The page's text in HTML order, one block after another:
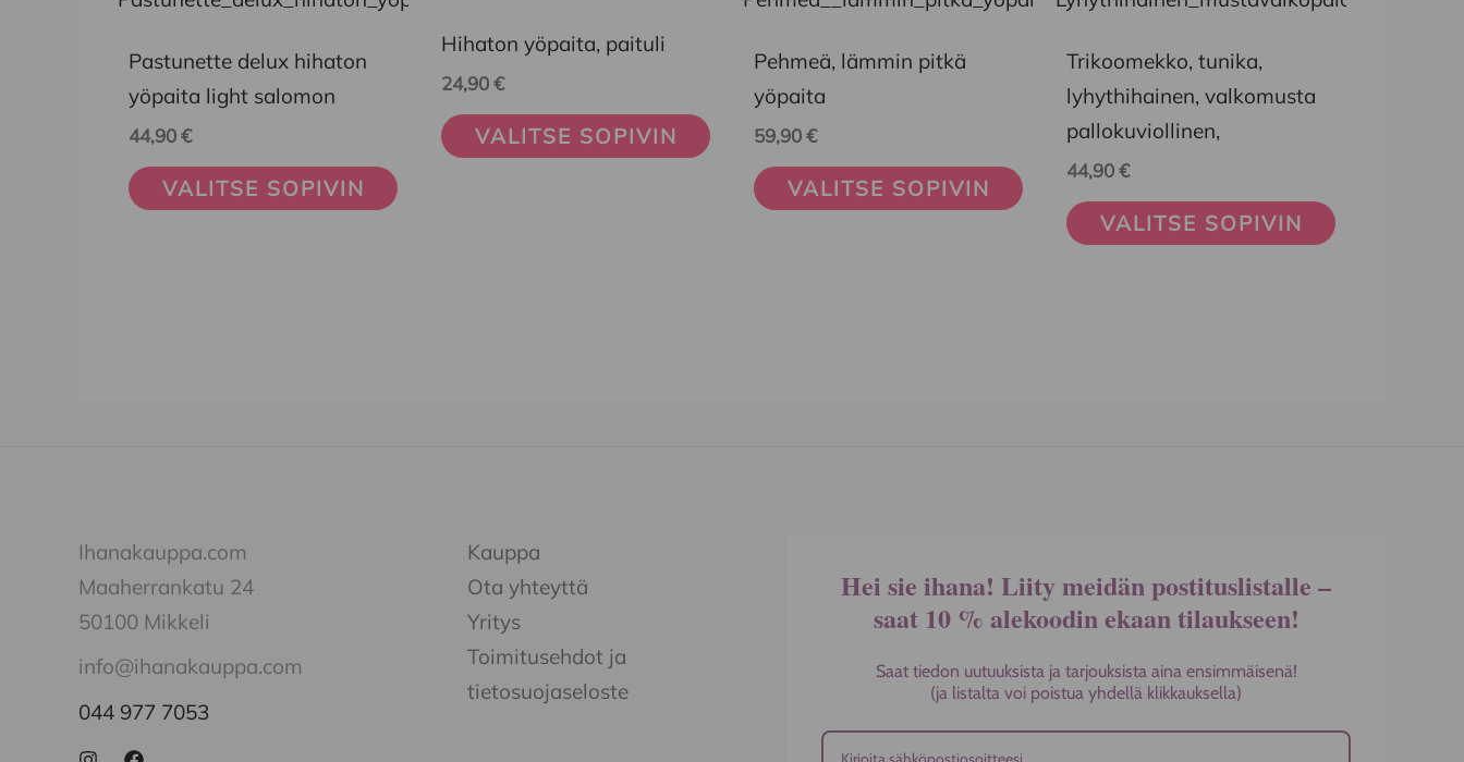
Pastunette delux hihaton
yöpaita light salomon
44,90€
VALITSE SOPIVIN
tuotteella
on
useampi
tehdä
Hihaton yöpaita, paituli
24,90€
VALITSE SOPIVIN
on
useampi
muunnelma.
Voit
Pehmeä, lämmin pitkä
yöpaita
59,90€
VALITSE SOPIVIN
tuotteella
on
useampi
tehdä
Trikoomekko, tunika,
lyhythihainen, valkomusta
pallokuviollinen,
44,90€
VALITSE SOPIVIN
tuotteella
on
useampi
muunnelma.
valinnat
Ihanakauppa.com
Maaherrankatu 24
50100 Mikkeli
info@ihanakauppa.com
044 977 7053
Kauppa
Ota yhteyttä
Yritys
Toimitusehdot ja
tietosuojaseloste
Hei sie ihana! Liity meidän postituslistalle –
saat 10 % alekoodin ekaan tilaukseen!
Saat tiedon uutuuksista ja tarjouksista aina ensimmäisenä!
(ja listalta voi poistua yhdellä klikkauksella)